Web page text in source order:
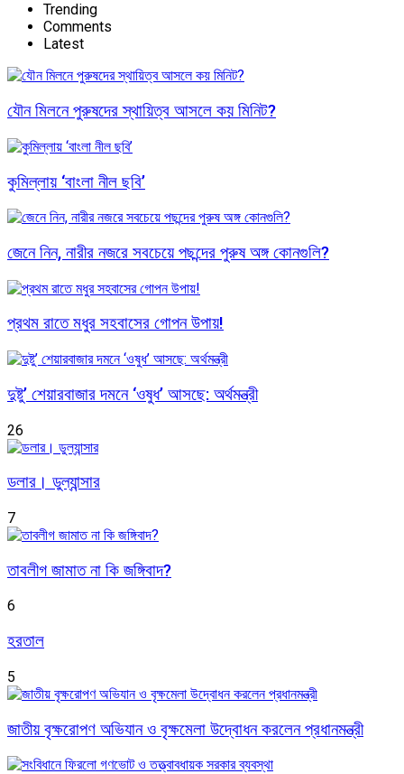
Trending
Comments
Latest
যৌন মিলনে পুরুষদের স্থায়িত্ব আসলে কয় মিনিট?
কুমিল্লায় ‘বাংলা নীল ছবি’
জেনে নিন, নারীর নজরে সবচেয়ে পছন্দের পুরুষ অঙ্গ কোনগুলি?
প্রথম রাতে মধুর সহবাসের গোপন উপায়!
দুষ্টু’ শেয়ারবাজার দমনে ‘ওষুধ’ আসছে: অর্থমন্ত্রী
26
ডলার। ডুল্যান্সার
7
তাবলীগ জামাত না কি জঙ্গিবাদ?
6
হরতাল
5
জাতীয় বৃক্ষরোপণ অভিযান ও বৃক্ষমেলা উদ্বোধন করলেন প্রধানমন্ত্রী